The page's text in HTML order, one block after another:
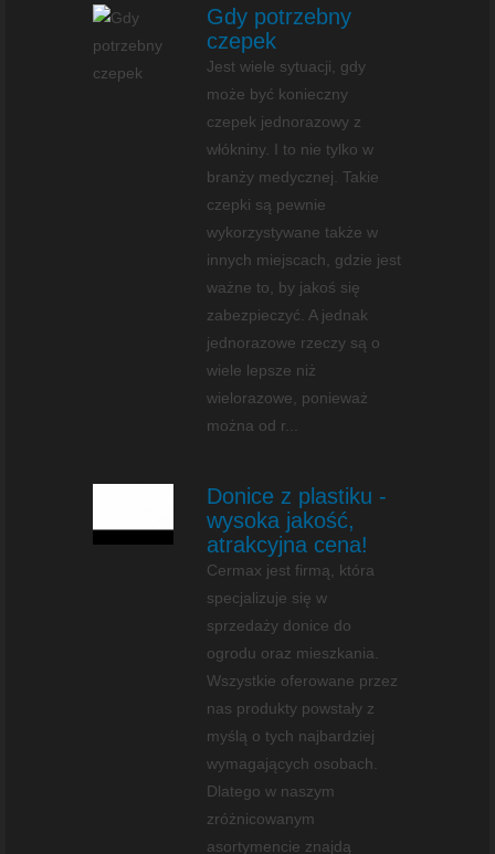
Gdy potrzebny
czepek
Jest wiele sytuacji, gdy
może być konieczny
czepek jednorazowy z
włókniny. I to nie tylko w
branży medycznej. Takie
czepki są pewnie
wykorzystywane także w
innych miejscach, gdzie jest
ważne to, by jakoś się
zabezpieczyć. A jednak
jednorazowe rzeczy są o
wiele lepsze niż
wielorazowe, ponieważ
można od r...
Donice z plastiku -
wysoka jakość,
atrakcyjna cena!
Cermax jest firmą, która
specjalizuje się w
sprzedaży donice do
ogrodu oraz mieszkania.
Wszystkie oferowane przez
nas produkty powstały z
myślą o tych najbardziej
wymagających osobach.
Dlatego w naszym
zróżnicowanym
asortymencie znajdą